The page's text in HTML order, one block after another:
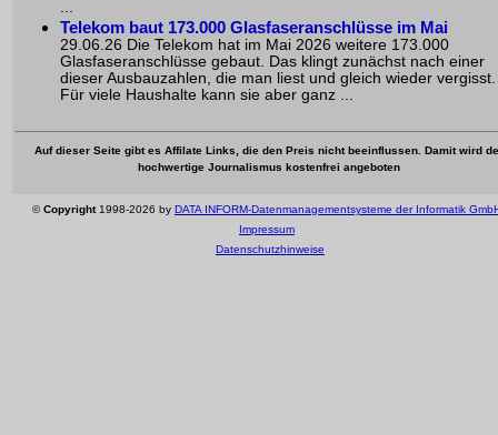
Telekom baut 173.000 Glasfaseranschlüsse im Mai
29.06.26 Die Telekom hat im Mai 2026 weitere 173.000
Glasfaseranschlüsse gebaut. Das klingt zunächst nach einer
dieser Ausbauzahlen, die man liest und gleich wieder vergisst.
Für viele Haushalte kann sie aber ganz ...
Auf dieser Seite gibt es Affilate Links, die den Preis nicht beeinflussen. Damit wird
hochwertige Journalismus kostenfrei angeboten
©Copyright1998-2026 by DATA INFORM-Datenmanagementsysteme der Informatik
Impressum
Datenschutzhinweise